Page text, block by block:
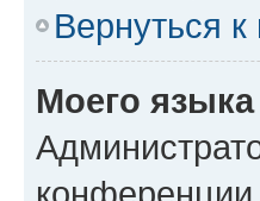
Вернуться к
Моего языка